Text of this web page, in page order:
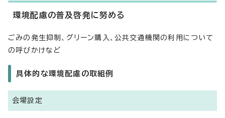
環境配慮の普及啓発に努める
ごみの発生抑制、グリーン購入、公共交通機関の利用について
の呼びかけなど
具体的な環境配慮の取組例
会場設定